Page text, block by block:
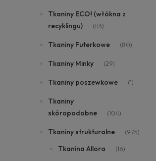
Tkaniny ECO! (włókna z
recyklingu)
(113)
Tkaniny Futerkowe (80)
Tkaniny Minky (29)
Tkaniny poszewkowe (1)
Tkaniny
skóropodobne
(104)
Tkaniny strukturalne (975)
Tkanina Allora (16)